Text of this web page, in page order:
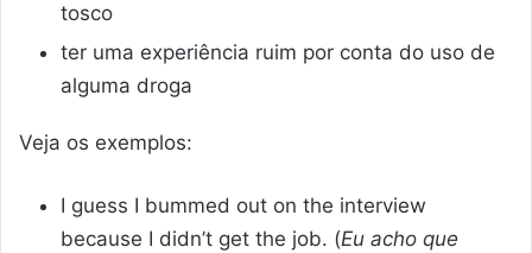
tosco
ter uma experiência ruim por conta do uso de
alguma droga
Veja os exemplos:
I guess I bummed out on the interview
because I didn’t get the job. (Eu acho que